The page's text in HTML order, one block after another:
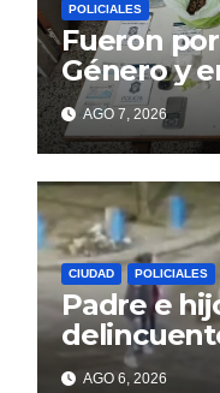
POLICIALES
Fueron
Género y
AGO 7, 2026
CIUDAD POLICIALES
Padre e
un celular
AGO 6, 2026